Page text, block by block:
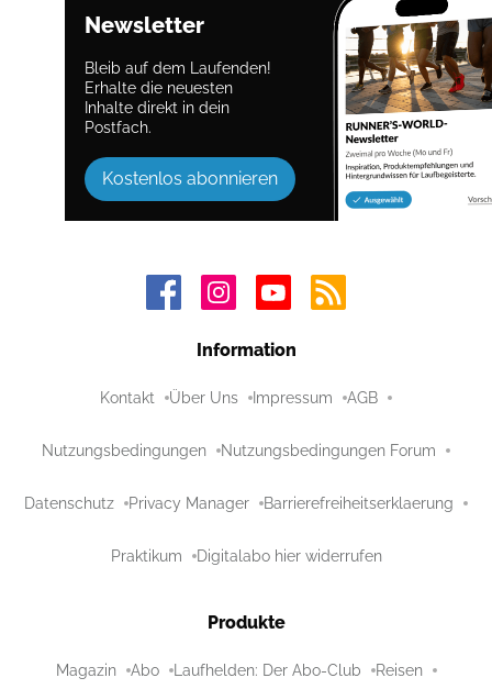
Newsletter
Bleib auf dem Laufenden!
Erhalte die neuesten
Inhalte direkt in dein
Postfach.
Kostenlos abonnieren
Information
Kontakt Über Uns Impressum AGB
Nutzungsbedingungen Nutzungsbedingungen Forum
Datenschutz Privacy Manager Barrierefreiheitserklaerung
Praktikum Digitalabo hier widerrufen
Produkte
Magazin Abo Laufhelden: Der Abo-Club Reisen